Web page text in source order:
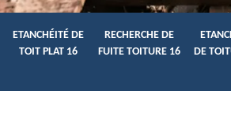
ETANCHÉITÉ DE
TOIT PLAT 16
RECHERCHE DE
FUITE TOITURE 16
DE